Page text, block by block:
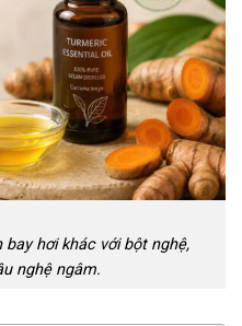
hơi khác với bột nghệ,
nghệ ngâm.